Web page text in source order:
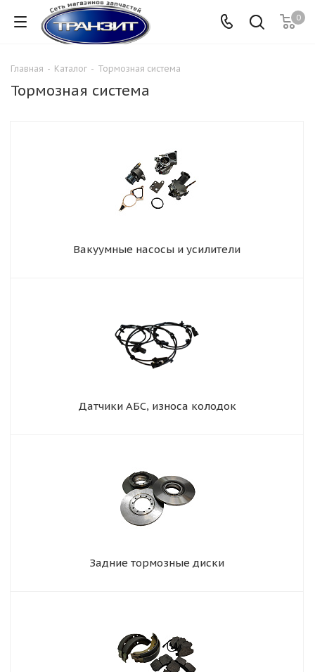
0
Главная - Каталог - Тормозная система
Тормозная система
Вакуумные насосы и усилители
Датчики АБС, износа колодок
Задние тормозные диски